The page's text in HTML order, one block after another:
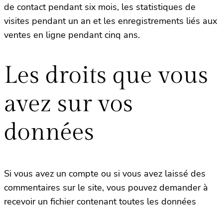
de contact pendant six mois, les statistiques de
visites pendant un an et les enregistrements liés aux
ventes en ligne pendant cinq ans.
Les droits que vous
avez sur vos
données
Si vous avez un compte ou si vous avez laissé des
commentaires sur le site, vous pouvez demander à
recevoir un fichier contenant toutes les données